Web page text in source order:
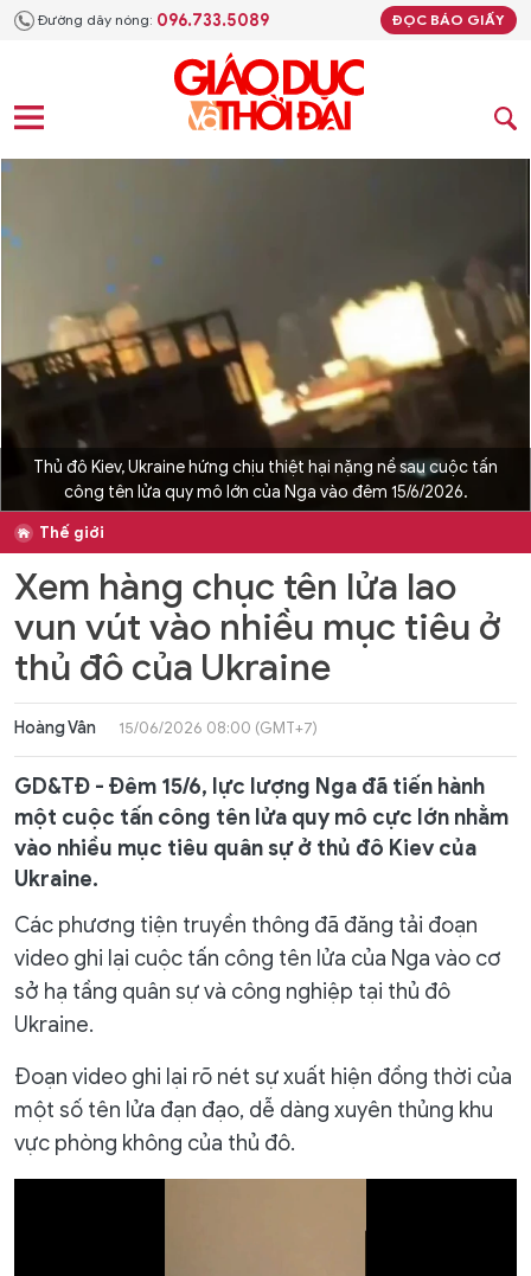
Đường dây nóng: 096.733.5089 ĐỌC BÁO GIẤY
Thủ đô Kiev, Ukraine hứng chịu thiệt hại nặng nề sau cuộc tấn
công tên lửa quy mô lớn của Nga vào đêm 15/6/2026.
Thế giới
Xem hàng chục tên lửa lao
vun vút vào nhiều mục tiêu ở
thủ đô của Ukraine
Hoàng Vân 15/06/2026 08:00 (GMT+7)
GD&TĐ - Đêm 15/6, lực lượng Nga đã tiến hành
một cuộc tấn công tên lửa quy mô cực lớn nhằm
vào nhiều mục tiêu quân sự ở thủ đô Kiev của
Ukraine.
Các phương tiện truyền thông đã đăng tải đoạn
video ghi lại cuộc tấn công tên lửa của Nga vào cơ
sở hạ tầng quân sự và công nghiệp tại thủ đô
Ukraine.
Đoạn video ghi lại rõ nét sự xuất hiện đồng thời của
một số tên lửa đạn đạo, dễ dàng xuyên thủng khu
vực phòng không của thủ đô.